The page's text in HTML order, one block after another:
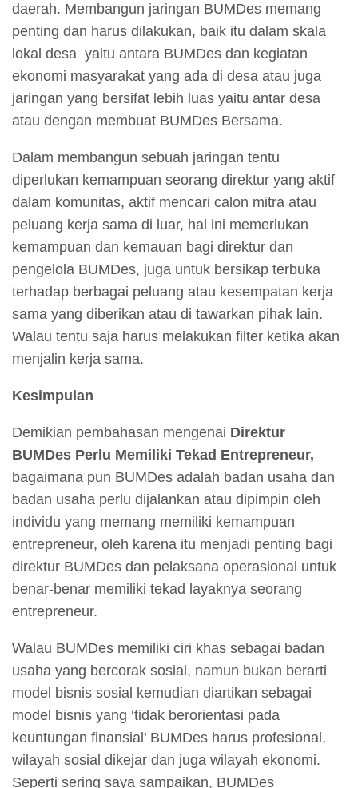
daerah. Membangun jaringan BUMDes memang
penting dan harus dilakukan, baik itu dalam skala
lokal desa yaitu antara BUMDes dan kegiatan
ekonomi masyarakat yang ada di desa atau juga
jaringan yang bersifat lebih luas yaitu antar desa
atau dengan membuat BUMDes Bersama.
Dalam membangun sebuah jaringan tentu
diperlukan kemampuan seorang direktur yang aktif
dalam komunitas, aktif mencari calon mitra atau
peluang kerja sama di luar, hal ini memerlukan
kemampuan dan kemauan bagi direktur dan
pengelola BUMDes, juga untuk bersikap terbuka
terhadap berbagai peluang atau kesempatan kerja
sama yang diberikan atau di tawarkan pihak lain.
Walau tentu saja harus melakukan filter ketika akan
menjalin kerja sama.
Kesimpulan
Demikian pembahasan mengenai Direktur
BUMDes Perlu Memiliki Tekad Entrepreneur,
bagaimana pun BUMDes adalah badan usaha dan
badan usaha perlu dijalankan atau dipimpin oleh
individu yang memang memiliki kemampuan
entrepreneur, oleh karena itu menjadi penting bagi
direktur BUMDes dan pelaksana operasional untuk
benar-benar memiliki tekad layaknya seorang
entrepreneur.
Walau BUMDes memiliki ciri khas sebagai badan
usaha yang bercorak sosial, namun bukan berarti
model bisnis sosial kemudian diartikan sebagai
model bisnis yang ‘tidak berorientasi pada
keuntungan finansial’ BUMDes harus profesional,
wilayah sosial dikejar dan juga wilayah ekonomi.
Seperti sering saya sampaikan, BUMDes